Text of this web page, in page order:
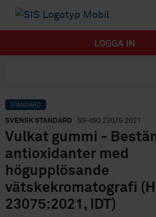
LOGGA IN
STANDARD
SVENSK STANDARD · SS-ISO 23075:2021
Vulkat gummi -
antioxidanter med
högupplösande
vätskekromatografi
23075:2021, IDT)